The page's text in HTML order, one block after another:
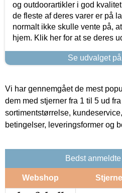
og outdoorartikler i god
de fleste af deres varer er på
normalt ikke skulle vente på,
hjem. Klik her for at se deres
Se udvalget
Vi har gennemgået de mest
dem med stjerner fra 1 til 5 ud
sortimentstørrelse,
betingelser, leveringsformer og
Bedst
Webshop